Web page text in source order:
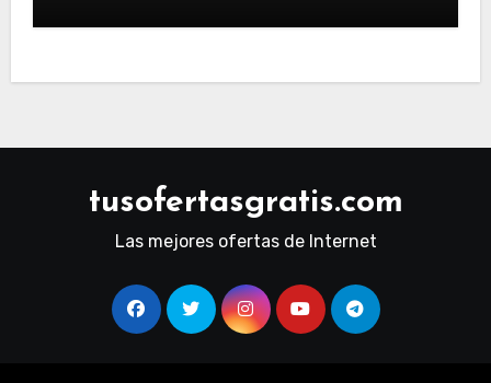
tusofertasgratis.com
Las mejores ofertas de Internet